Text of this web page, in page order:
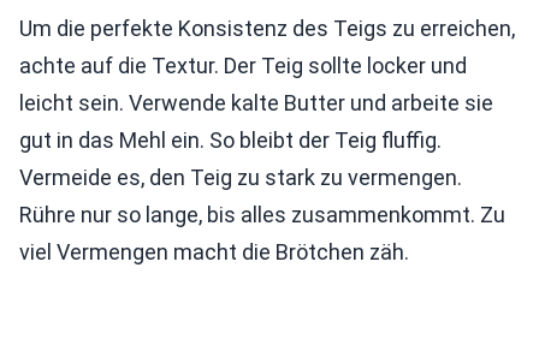
Um die perfekte Konsistenz des Teigs zu erreichen,
achte auf die Textur. Der Teig sollte locker und
leicht sein. Verwende kalte Butter und arbeite sie
gut in das Mehl ein. So bleibt der Teig fluffig.
Vermeide es, den Teig zu stark zu vermengen.
Rühre nur so lange, bis alles zusammenkommt. Zu
viel Vermengen macht die Brötchen zäh.